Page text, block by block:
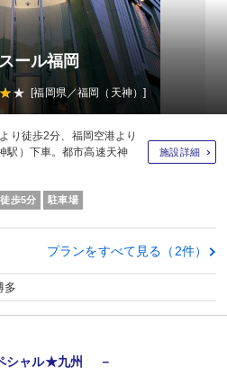
ール福岡
[福岡県／福岡（天神）]
り徒歩2分、福岡空港より
駅）下車。都市高速天神
施設詳細
歩5分 駐車場
プランをすべて見る（2件）
多
シャル★九州 －